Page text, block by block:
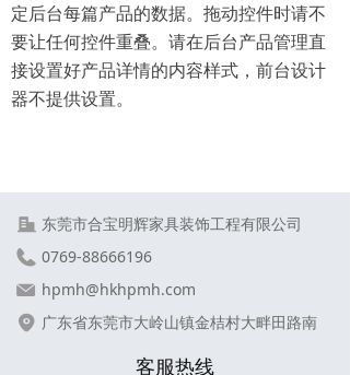
定后台每篇产品的数据。拖动控件时请不
要让任何控件重叠。请在后台产品管理直
接设置好产品详情的内容样式，前台设计
器不提供设置。
客服热线
东莞市合宝明辉家具装饰工程有限公司
0769-88666196
hpmh@hkhpmh.com
广东省东莞市大岭山镇金桔村大畔田路南